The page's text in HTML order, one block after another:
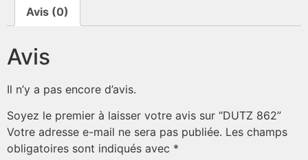
Avis (0)
Avis
Il n’y a pas encore d’avis.
Soyez le premier à laisser votre avis sur “DUTZ 862”
Votre adresse e-mail ne sera pas publiée. Les champs
obligatoires sont indiqués avec *